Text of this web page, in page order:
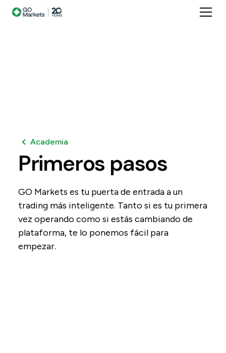
Academia
Primeros pasos
GO Markets es tu puerta de entrada a un
trading más inteligente. Tanto si es tu primera
vez operando como si estás cambiando de
plataforma, te lo ponemos fácil para
empezar.